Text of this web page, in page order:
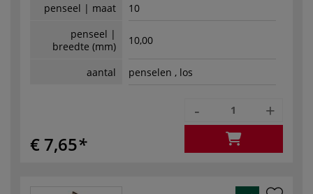
penseel | maat
10
penseel |
breedte (mm)
10,00
aantal penselen , los
€ 7,65
- +